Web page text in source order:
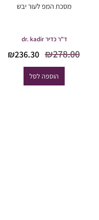
מסכת המפ לעור יבש
ד"ר כדיר dr. kadir
₪278.00
המחיר
היה:
₪278.00.
₪236.30
הוספה לסל